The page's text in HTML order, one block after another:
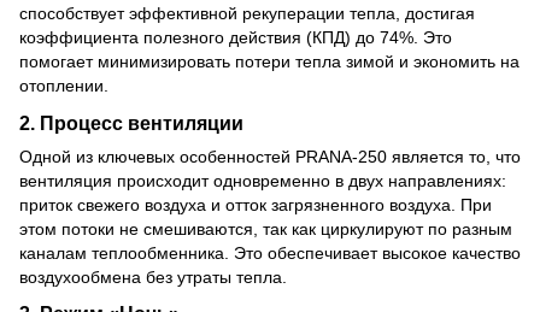
способствует эффективной рекуперации тепла, достигая
коэффициента полезного действия (КПД) до 74%. Это
помогает минимизировать потери тепла зимой и экономить на
отоплении.
2. Процесс вентиляции
Одной из ключевых особенностей PRANA-250 является то, что
вентиляция происходит одновременно в двух направлениях:
приток свежего воздуха и отток загрязненного воздуха. При
этом потоки не смешиваются, так как циркулируют по разным
каналам теплообменника. Это обеспечивает высокое качество
воздухообмена без утраты тепла.